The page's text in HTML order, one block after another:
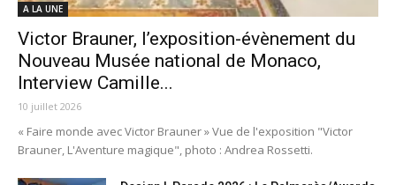
A LA UNE
Victor Brauner, l’exposition-évènement du
Nouveau Musée national de Monaco,
Interview Camille...
10 juillet 2026
« Faire monde avec Victor Brauner » Vue de l'exposition "Victor
Brauner, L'Aventure magique", photo : Andrea Rossetti.